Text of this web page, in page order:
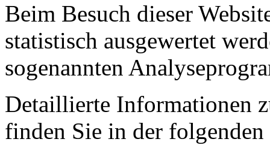
Beim Besuch dieser
statistisch ausgewertet
sogenannten
Detaillierte Informationen
finden Sie in der